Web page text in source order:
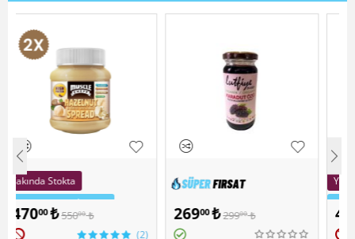
Popüler
26900 ₺299
Yakında Stokta
Muscle Cheff Kakaolu
47000 ₺550